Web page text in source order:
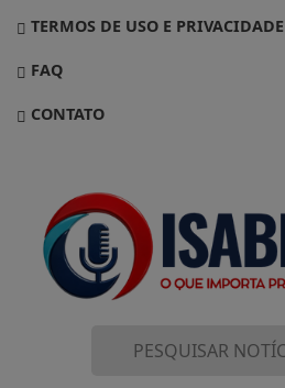
TERMOS DE USO E PRIVACIDADE
FAQ
CONTATO